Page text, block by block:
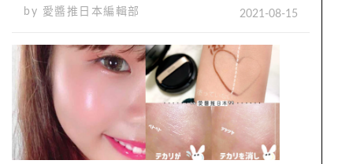
by 愛醬推日本編輯部 2021-08-15